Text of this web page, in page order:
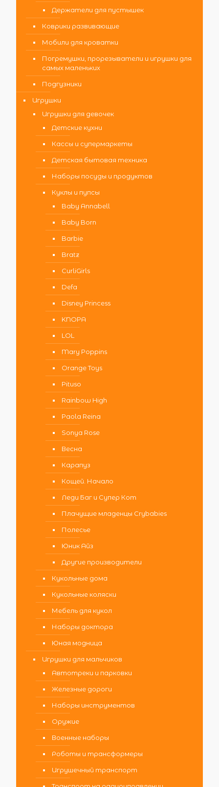
Держатели для пустышек
Коврики развивающие
Мобили для кроватки
Погремушки, прорезыватели и игрушки для
самых маленьких
Подгузники
Игрушки
Игрушки для девочек
Детские кухни
Кассы и супермаркеты
Детская бытовая техника
Наборы посуды и продуктов
Куклы и пупсы
Baby Annabell
Baby Born
Barbie
Bratz
CurliGirls
Defa
Disney Princess
KNOPA
LOL
Mary Poppins
Orange Toys
Pituso
Rainbow High
Paola Reina
Sonya Rose
Весна
Карапуз
Кощей. Начало
Леди Баг и Супер Кот
Плачущие младенцы Crybabies
Полесье
Юник Айз
Другие производители
Кукольные дома
Кукольные коляски
Мебель для кукол
Наборы доктора
Юная модница
Игрушки для мальчиков
Автотреки и парковки
Железные дороги
Наборы инструментов
Оружие
Военные наборы
Роботы и трансформеры
Игрушечный транспорт